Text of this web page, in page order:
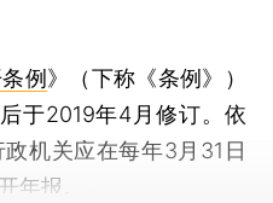
例》（下称《条例》）
于2019年4月修订。依
机关应在每年3月31日
年报。